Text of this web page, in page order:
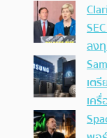
ลง
เต
เค